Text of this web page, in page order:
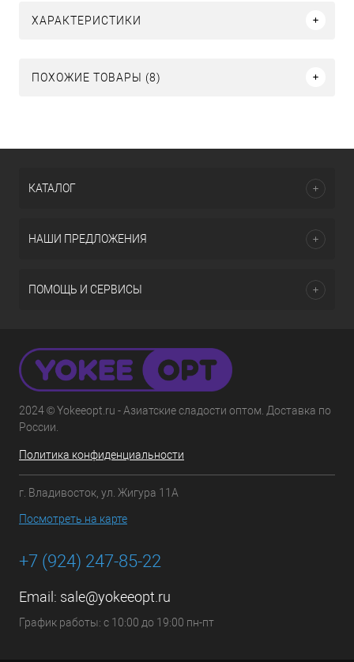
ХАРАКТЕРИСТИКИ
ПОХОЖИЕ ТОВАРЫ (8)
КАТАЛОГ
НАШИ ПРЕДЛОЖЕНИЯ
ПОМОЩЬ И СЕРВИСЫ
2024 © Yokeeopt.ru - Азиатские сладости оптом. Доставка по
России.
Политика конфиденциальности
г. Владивосток, ул. Жигура 11А
Посмотреть на карте
+7 (924) 247-85-22
Email: sale@yokeeopt.ru
График работы: с 10:00 до 19:00 пн-пт